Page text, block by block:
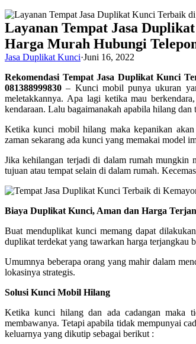
Layanan Tempat Jasa
Harga Murah Hubungi
Jasa Duplikat Kunci·Juni 16, 2022
Rekomendasi Tempat Jasa Duplikat Kunci
081388999830 – Kunci mobil punya ukuran
meletakkannya. Apa lagi ketika mau
kendaraan. Lalu bagaimanakah apabila hilang dan
Ketika kunci mobil hilang maka kepanikan
zaman sekarang ada kunci yang memakai model
Jika kehilangan terjadi di dalam rumah mungkin
tujuan atau tempat selain di dalam rumah.
Biaya Duplikat Kunci, Aman dan Harga
Buat menduplikat kunci memang dapat
duplikat terdekat yang tawarkan harga terjangkau
Umumnya beberapa orang yang mahir dalam
lokasinya strategis.
Solusi Kunci Mobil Hilang
Ketika kunci hilang dan ada cadangan maka
membawanya. Tetapi apabila tidak mempunyai
keluarnya yang dikutip sebagai berikut :